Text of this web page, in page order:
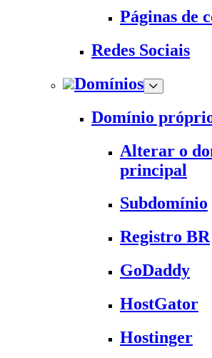
Páginas de
Redes Sociais
Domínios
Domínio
Alterar o
principal
Subdomínio
Registro BR
GoDaddy
HostGator
Hostinger